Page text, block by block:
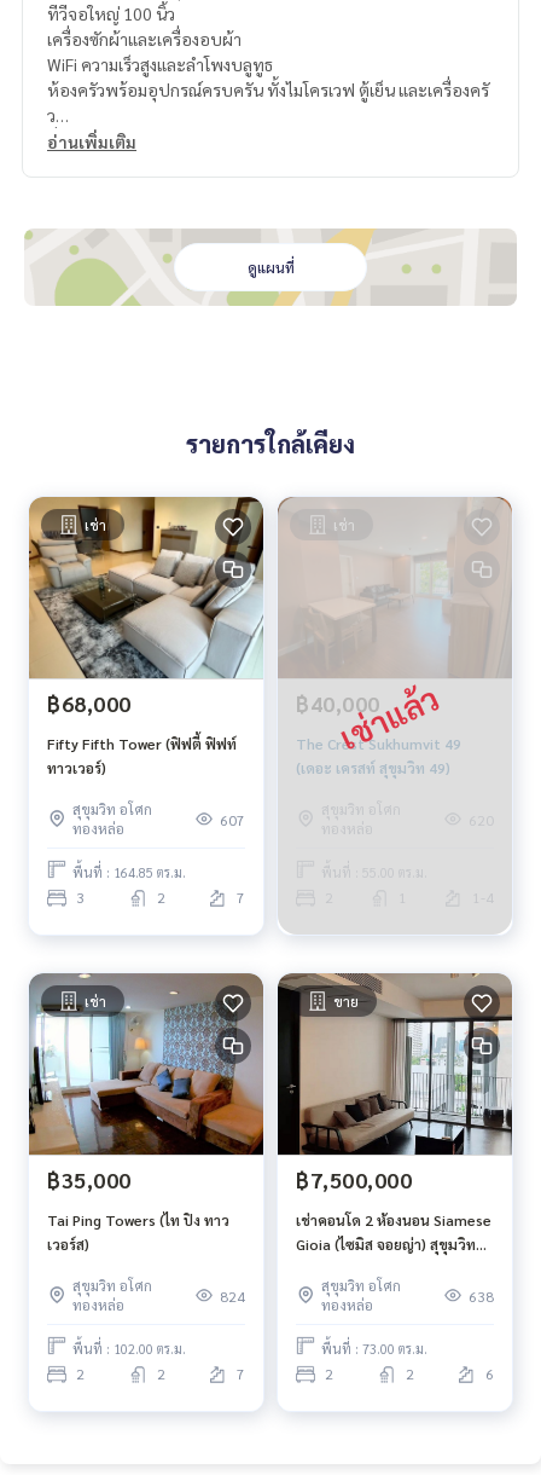
ทีวีจอใหญ่ 100 นิ้ว
เครื่องซักผ้าและเครื่องอบผ้า
WiFi ความเร็วสูงและลำโพงบลูทูธ
ห้องครัวพร้อมอุปกรณ์ครบครัน ทั้งไมโครเวฟ ตู้เย็น และเครื่องครั
ว
ที่จอดรถส่วนตัว
ราคา 350,000 บาท
สนใจติดต่อสอบถาม
อ่านเพิ่มเติม
ดูแผนที่
รายการใกล้เคียง
เช่า
฿68,000
Fifty Fifth Tower (ฟิฟตี้ ฟิฟท์
ทาวเวอร์)
สุขุมวิท อโศก
ทองหล่อ
607
พื้นที่ : 164.85 ตร.ม.
3 2 7
เช่า
฿40,000
The Crest Sukhumvit 49
(เดอะ เครสท์ สุขุมวิท 49)
สุขุมวิท อโศก
ทองหล่อ
620
พื้นที่ : 55.00 ตร.ม.
1-4
เช่า
฿35,000
Tai Ping Towers (ไท ปิง ทาว
เวอร์ส)
สุขุมวิท อโศก
ทองหล่อ
824
พื้นที่ : 102.00 ตร.ม.
2 2 7
ขาย
฿7,500,000
เช่าคอนโด 2 ห้องนอน Siamese
Gioia (ไซมิส จอยญ่า) สุขุมวิท
สุขุมวิท อโศก
ทองหล่อ
638
พื้นที่ : 73.00 ตร.ม.
2 2 6